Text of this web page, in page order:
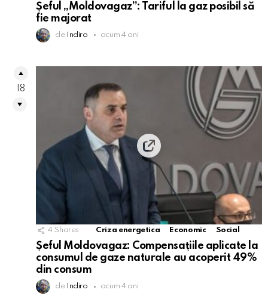
Șeful „Moldovagaz”: Tariful la gaz posibil să
fie majorat
de Indiro acum 4 ani
4 Shares Criza energetica Economic Social
Șeful Moldovagaz: Compensațiile aplicate la
consumul de gaze naturale au acoperit 49%
din consum
de Indiro acum 4 ani
18